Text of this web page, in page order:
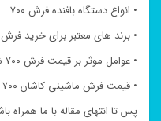
• انواع دستگاه بافنده فرش ۷۰۰
• برند های معتبر برای خرید فرش ۷۰۰ شانه
• عوامل موثر بر قیمت فرش ۷۰۰ شانه
• قیمت فرش ماشینی کاشان ۷۰۰ شانه